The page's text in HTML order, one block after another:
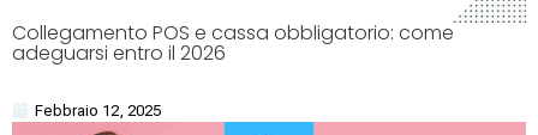
Collegamento POS e cassa obbligatorio: come
adeguarsi entro il 2026
Febbraio 12, 2025